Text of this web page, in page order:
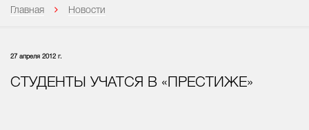
Главная Новости
27 апреля 2012 г.
СТУДЕНТЫ УЧАТСЯ В «ПРЕСТИЖЕ»